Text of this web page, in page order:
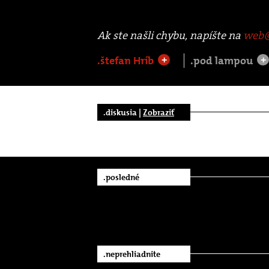
Ak ste našli chybu, napíšte na
.štefan Hríb
+ .pod lampou +
.diskusia | Zobraziť
.posledné
.neprehliadnite